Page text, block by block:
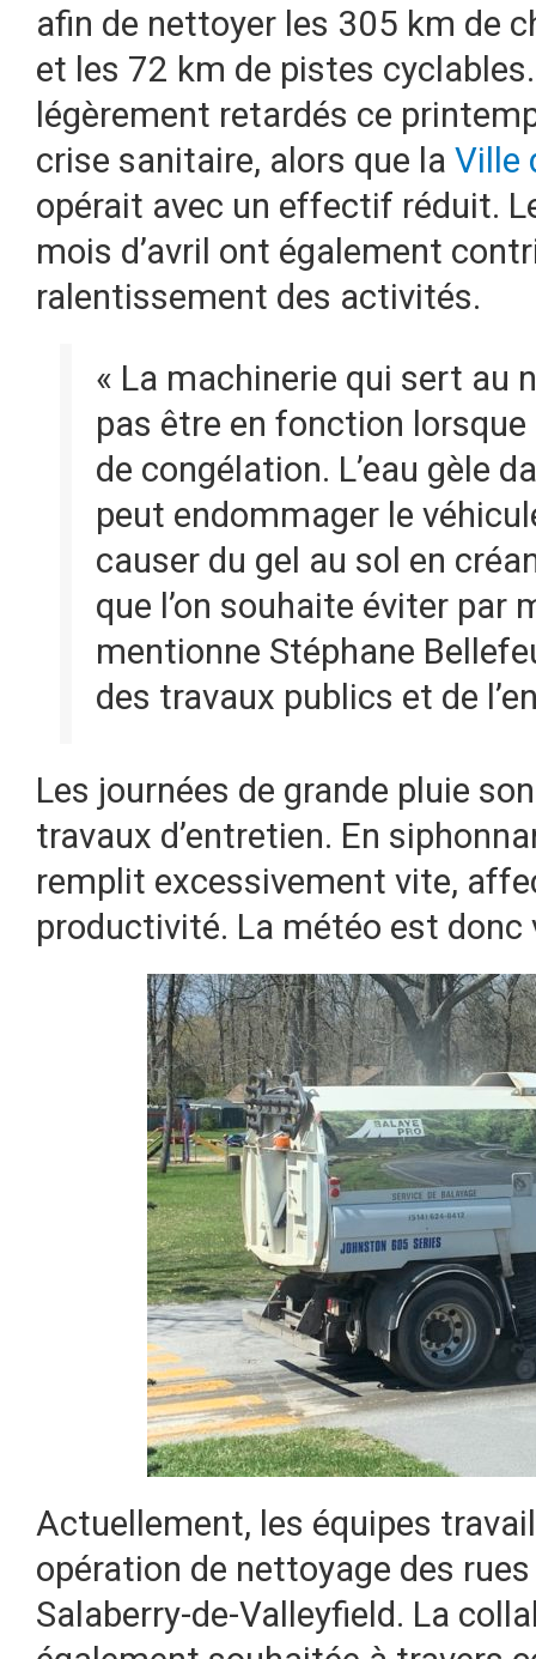
afin de nettoyer les 305 km de
et les 72 km de pistes
légèrement retardés ce
crise sanitaire, alors que la Ville
opérait avec un effectif réduit.
mois d’avril ont également
ralentissement des activités.
« La machinerie qui sert au
pas être en fonction
de congélation. L’eau gèle
peut endommager le
causer du gel au sol en
que l’on souhaite éviter par
mentionne Stéphane
des travaux publics et de
Les journées de grande pluie
travaux d’entretien. En
remplit excessivement vite,
productivité. La météo est
Actuellement, les équipes
opération de nettoyage des
Salaberry-de-Valleyfield. La